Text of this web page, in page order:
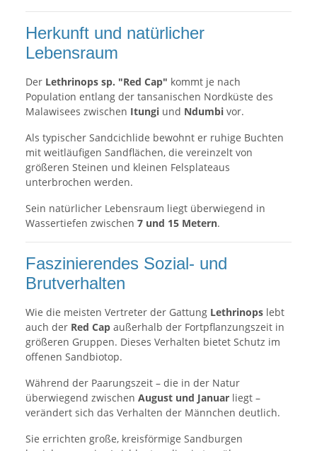
Herkunft und natürlicher
Lebensraum
Der Lethrinops sp. "Red Cap" kommt je nach
Population entlang der tansanischen Nordküste des
Malawisees zwischen Itungi und Ndumbi vor.
Als typischer Sandcichlide bewohnt er ruhige Buchten
mit weitläufigen Sandflächen, die vereinzelt von
größeren Steinen und kleinen Felsplateaus
unterbrochen werden.
Sein natürlicher Lebensraum liegt überwiegend in
Wassertiefen zwischen 7 und 15 Metern.
Faszinierendes Sozial- und
Brutverhalten
Wie die meisten Vertreter der Gattung Lethrinops lebt
auch der Red Cap außerhalb der Fortpflanzungszeit in
größeren Gruppen. Dieses Verhalten bietet Schutz im
offenen Sandbiotop.
Während der Paarungszeit – die in der Natur
überwiegend zwischen August und Januar liegt –
verändert sich das Verhalten der Männchen deutlich.
Sie errichten große, kreisförmige Sandburgen